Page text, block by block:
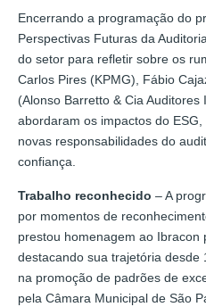
Encerrando a programação do
Perspectivas Futuras da
do setor para refletir sobre os
Carlos Pires (KPMG), Fábio
(Alonso Barretto & Cia
abordaram os impactos do
novas responsabilidades do
confiança.
Trabalho reconhecido – A
por momentos de
prestou homenagem ao Ibracon
destacando sua trajetória
na promoção de padrões de
pela Câmara Municipal de São